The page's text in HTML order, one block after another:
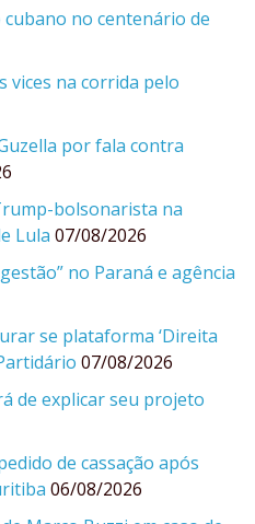
no centenário de
vices na corrida pelo
por fala contra
bolsonarista na
Lula 07/08/2026
no Paraná e agência
se plataforma ‘Direita
07/08/2026
de explicar seu projeto
de cassação após
06/08/2026